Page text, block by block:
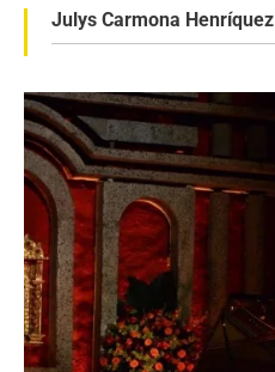
Julys Carmona Henríquez